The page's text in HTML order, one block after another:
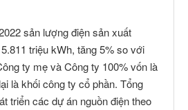
sản lượng điện sản xuất
triệu kWh, tăng 5% so với
ty mẹ và Công ty 100% vốn là
là khối công ty cổ phần. Tổng
triển các dự án nguồn điện theo